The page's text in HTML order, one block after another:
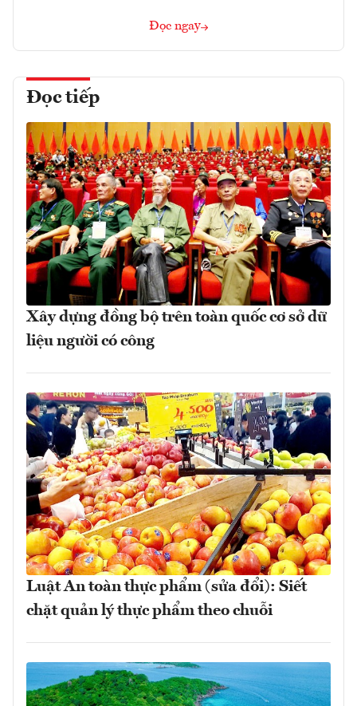
Đọc ngay
Đọc tiếp
Xây dựng đồng bộ trên toàn quốc cơ sở dữ
liệu người có công
Luật An toàn thực phẩm (sửa đổi): Siết
chặt quản lý thực phẩm theo chuỗi